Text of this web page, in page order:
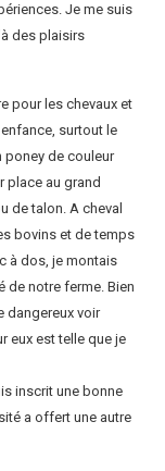
Je me suis
des plaisirs
pour les chevaux et
surtout le
poney de couleur
place au grand
de talon. A cheval
bovins et de temps
à dos, je montais
de notre ferme. Bien
dangereux voir
eux est telle que je
inscrit une bonne
a offert une autre